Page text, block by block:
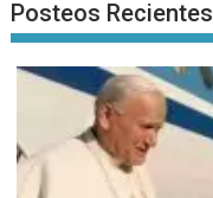
Posteos Recientes